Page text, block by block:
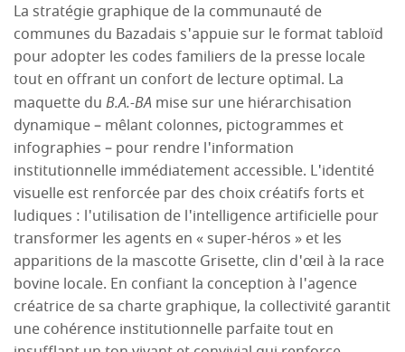
La stratégie graphique de la communauté de
communes du Bazadais s'appuie sur le format tabloïd
pour adopter les codes familiers de la presse locale
tout en offrant un confort de lecture optimal. La
maquette du B.A.-BA mise sur une hiérarchisation
dynamique – mêlant colonnes, pictogrammes et
infographies – pour rendre l'information
institutionnelle immédiatement accessible. L'identité
visuelle est renforcée par des choix créatifs forts et
ludiques : l'utilisation de l'intelligence artificielle pour
transformer les agents en « super-héros » et les
apparitions de la mascotte Grisette, clin d'œil à la race
bovine locale. En confiant la conception à l'agence
créatrice de sa charte graphique, la collectivité garantit
une cohérence institutionnelle parfaite tout en